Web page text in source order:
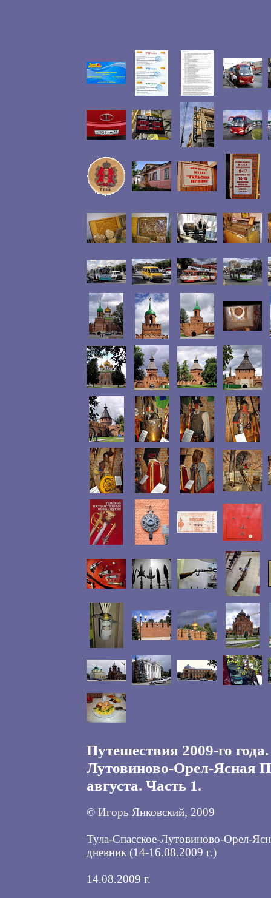
Путешествия 2009-го
Лутовиново-Орел-Ясная
августа. Часть 1.
© Игорь Янковский, 2009
Тула-Спасское-Лутовиново-Орел-
дневник (14-16.08.2009 г.)
14.08.2009 г.